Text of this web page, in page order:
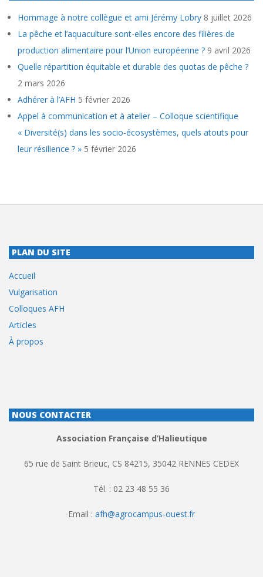
Hommage à notre collègue et ami Jérémy Lobry 8 juillet 2026
La pêche et l’aquaculture sont-elles encore des filières de
production alimentaire pour l’Union européenne ? 9 avril 2026
Quelle répartition équitable et durable des quotas de pêche ?
2 mars 2026
Adhérer à l’AFH 5 février 2026
Appel à communication et à atelier – Colloque scientifique
« Diversité(s) dans les socio-écosystèmes, quels atouts pour
leur résilience ? » 5 février 2026
PLAN DU SITE
Accueil
Vulgarisation
Colloques AFH
Articles
À propos
NOUS CONTACTER
Association Française d’Halieutique
65 rue de Saint Brieuc, CS 84215, 35042 RENNES CEDEX
Tél. : 02 23 48 55 36
Email : afh@agrocampus-ouest.fr